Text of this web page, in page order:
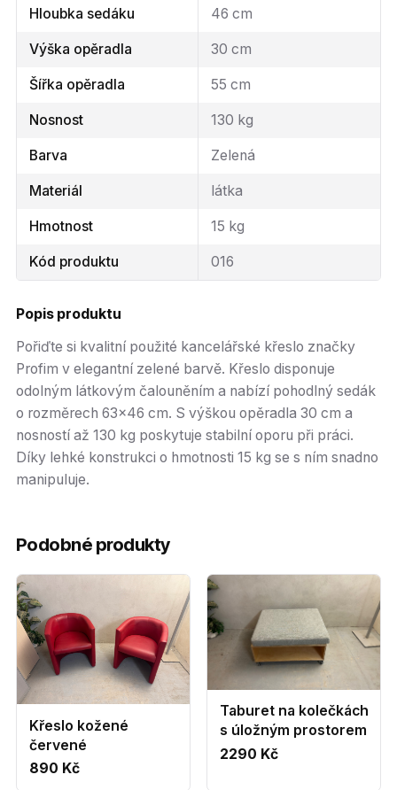
Hloubka sedáku 46 cm
Výška opěradla 30 cm
Šířka opěradla 55 cm
Nosnost 130 kg
Barva Zelená
Materiál látka
Hmotnost 15 kg
Kód produktu 016
Popis produktu
Pořiďte si kvalitní použité kancelářské křeslo značky
Profim v elegantní zelené barvě. Křeslo disponuje
odolným látkovým čalouněním a nabízí pohodlný sedák
o rozměrech 63x46 cm. S výškou opěradla 30 cm a
nosností až 130 kg poskytuje stabilní oporu při práci.
Díky lehké konstrukci o hmotnosti 15 kg se s ním snadno
manipuluje.
Podobné produkty
Křeslo kožené
červené
890 Kč
Taburet na kolečkách
s úložným prostorem
2290 Kč